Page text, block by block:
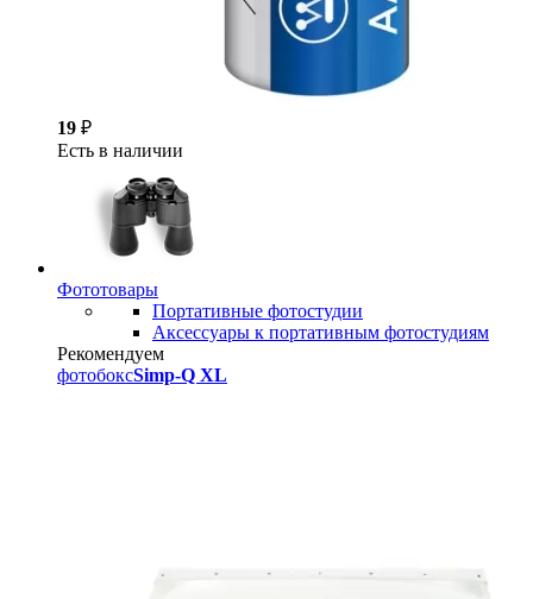
19 ₽
Есть в наличии
Фототовары
Портативные фотостудии
Аксессуары к портативным фотостудиям
Рекомендуем
фотобоксSimp-Q XL